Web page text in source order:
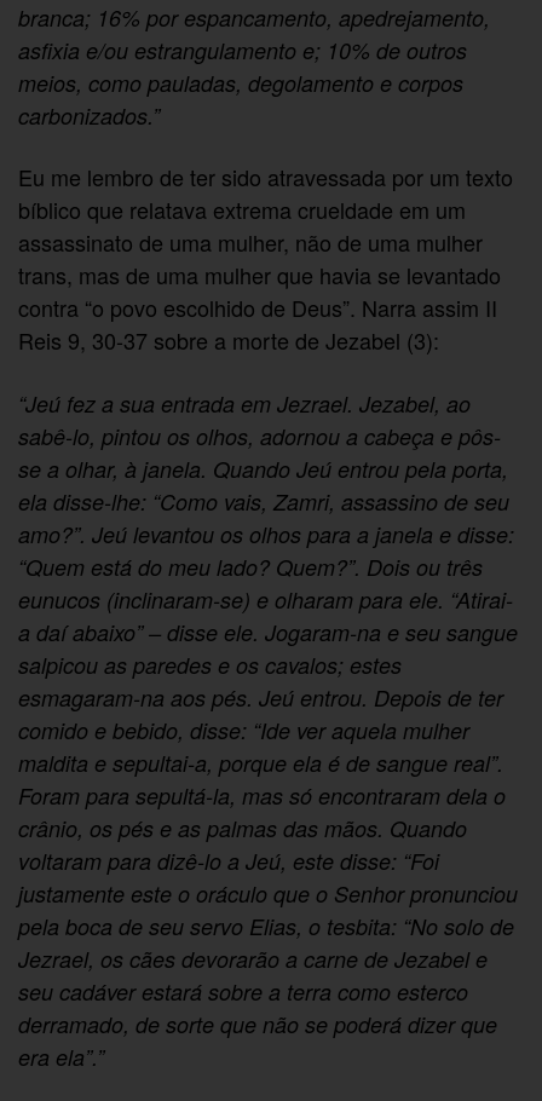
branca; 16% por espancamento, apedrejamento,
asfixia e/ou estrangulamento e; 10% de outros
meios, como pauladas, degolamento e corpos
carbonizados.”
Eu me lembro de ter sido atravessada por um texto
bíblico que relatava extrema crueldade em um
assassinato de uma mulher, não de uma mulher
trans, mas de uma mulher que havia se levantado
contra “o povo escolhido de Deus”. Narra assim II
Reis 9, 30-37 sobre a morte de Jezabel (3):
“Jeú fez a sua entrada em Jezrael. Jezabel, ao
sabê-lo, pintou os olhos, adornou a cabeça e pôs-
se a olhar, à janela. Quando Jeú entrou pela porta,
ela disse-lhe: “Como vais, Zamri, assassino de seu
amo?”. Jeú levantou os olhos para a janela e disse:
“Quem está do meu lado? Quem?”. Dois ou três
eunucos (inclinaram-se) e olharam para ele. “Atirai-
a daí abaixo” – disse ele. Jogaram-na e seu sangue
salpicou as paredes e os cavalos; estes
esmagaram-na aos pés. Jeú entrou. Depois de ter
comido e bebido, disse: “Ide ver aquela mulher
maldita e sepultai-a, porque ela é de sangue real”.
Foram para sepultá-la, mas só encontraram dela o
crânio, os pés e as palmas das mãos. Quando
voltaram para dizê-lo a Jeú, este disse: “Foi
justamente este o oráculo que o Senhor pronunciou
pela boca de seu servo Elias, o tesbita: “No solo de
Jezrael, os cães devorarão a carne de Jezabel e
seu cadáver estará sobre a terra como esterco
derramado, de sorte que não se poderá dizer que
era ela”.”